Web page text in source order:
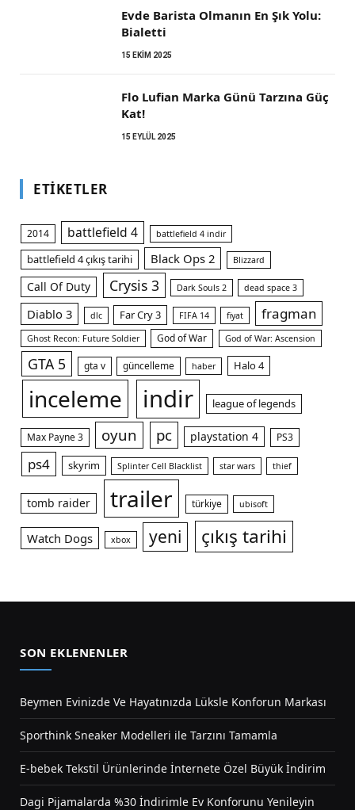
Evde Barista Olmanın En Şık Yolu:
Bialetti
15 EKIM 2025
Flo Lufian Marka Günü Tarzına Güç
Kat!
15 EYLÜL 2025
ETIKETLER
2014 battlefield 4 battlefield 4 indir
battlefield 4 çıkış tarihi Black Ops 2 Blizzard
Call Of Duty Crysis 3 Dark Souls 2 dead space 3
Diablo 3 dlc Far Cry 3 FIFA 14 fiyat fragman
Ghost Recon: Future Soldier God of War God of War: Ascension
GTA 5 gta v güncelleme haber Halo 4
inceleme indir league of legends
Max Payne 3 oyun pc playstation 4 PS3
ps4 skyrim Splinter Cell Blacklist star wars thief
tomb raider trailer türkiye ubisoft
Watch Dogs xbox yeni çıkış tarihi
SON EKLENENLER
Beymen Evinizde Ve Hayatınızda Lüksle Konforun Markası
Sporthink Sneaker Modelleri ile Tarzını Tamamla
E-bebek Tekstil Ürünlerinde İnternete Özel Büyük İndirim
Dagi Pijamalarda %30 İndirimle Ev Konforunu Yenileyin